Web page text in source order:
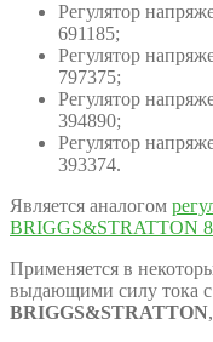
Регулятор
691185;
Регулятор
797375;
Регулятор
394890;
Регулятор
393374.
Является аналогом
BRIGGS&STRATTON
Применяется в
выдающими силу тока
BRIGGS&STRATTON